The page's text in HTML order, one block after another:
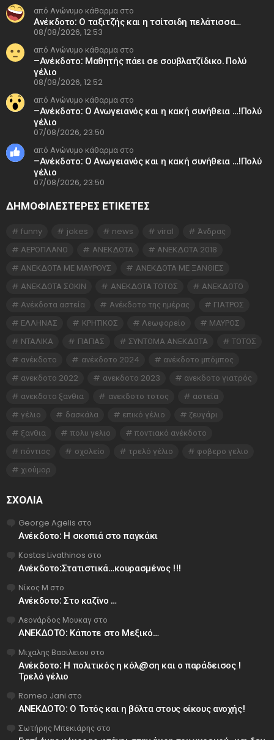
από Ανώνυμο κάθαρμα στο
Ανέκδοτο: Ο ταξιτζής και η τσίτσιδη πελάτισσα…
08/08/2026, 12:53
από Ανώνυμο κάθαρμα στο
–Ανέκδοτο: Μαθητής πάει σε σουβλατζίδικο. Πολύ
γέλιο
08/08/2026, 12:52
από Ανώνυμο κάθαρμα στο
–Ανέκδοτο: Ο Ανωγειανός και η κακή συνήθεια …!Πολύ
γέλιο
07/08/2026, 23:50
από Ανώνυμο κάθαρμα στο
–Ανέκδοτο: Ο Ανωγειανός και η κακή συνήθεια …!Πολύ
γέλιο
07/08/2026, 23:50
ΔΗΜΟΦΙΛΕΣΤΕΡΕΣ ΕΤΙΚΈΤΕΣ
funny jokes news viral
Άνδρας
ΑΕΡΟΠΛΑΝΟ
ΑΝΕΚΔΟΤΑ
ΑΝΕΚΔΟΤΑ 2018
ΑΝΕΚΔΟΤΑ ΜΕ ΜΑΥΡΟΥΣ
ΑΝΕΚΔΟΤΑ ΜΕ ΞΑΝΘΙΕΣ
ΑΝΕΚΔΟΤΑ ΣΟΚΙΝ
ΑΝΕΚΔΟΤΑ ΤΟΤΟΣ
ΑΝΕΚΔΟΤΟ
Ανέκδοτα αστεία
Ανέκδοτο της ημέρας
ΓΙΑΤΡΟΣ
ΕΛΛΗΝΑΣ
ΚΡΗΤΙΚΟΣ Λεωφορείο
ΜΑΥΡΟΣ
ΝΤΑΛΙΚΑ
ΠΑΠΑΣ ΣΥΝΤΟΜΑ ΑΝΕΚΔΟΤΑ
ΤΟΤΟΣ
ανέκδοτο
ανέκδοτο 2024
ανέκδοτο μπόμπος
ανεκδοτο 2022
ανεκδοτο 2023
ανεκδοτο γιατρός
ανεκδοτο ξανθια
ανεκδοτο τοτος
αστεία
γέλιο
δασκάλα επικό γέλιο
ζευγάρι
ξανθια
πολυ γελιο
ποντιακό ανέκδοτο
πόντιος
σχολείο τρελό γέλιο
φοβερο γελιο
χιούμορ
ΣΧΌΛΙΑ
George Agelis στο
Ανέκδοτο: Η σκοπιά στο παγκάκι
Kostas Livathinos στο
Ανέκδοτο:Στατιστικά…κουρασμένος !!!
Νίκος Μ στο
Ανέκδοτο: Στο καζίνο …
Λεονάρδος Μουκαγ στο
ΑΝΕΚΔΟΤΟ: Κάποτε στο Μεξικό…
Μιχαλης Βασιλειου στο
Ανέκδοτο: Η πολιτικός η κόλ@ση και ο παράδεισος !
Τρελό γέλιο
Romeo Jani στο
ΑΝΕΚΔΟΤΟ: Ο Τοτός και η βόλτα στους οίκους ανοχής!
Σωτήρης Μπεκιάρης στο